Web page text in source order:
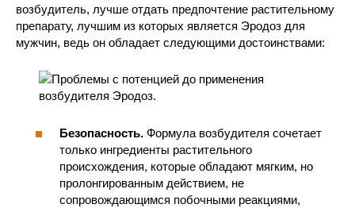
возбудитель, лучше отдать предпочтение растительному
препарату, лучшим из которых является Эродоз для
мужчин, ведь он обладает следующими достоинствами:
Безопасность. Формула возбудителя сочетает
только ингредиенты растительного
происхождения, которые обладают мягким, но
пролонгированным действием, не
сопровождающимся побочными реакциями,